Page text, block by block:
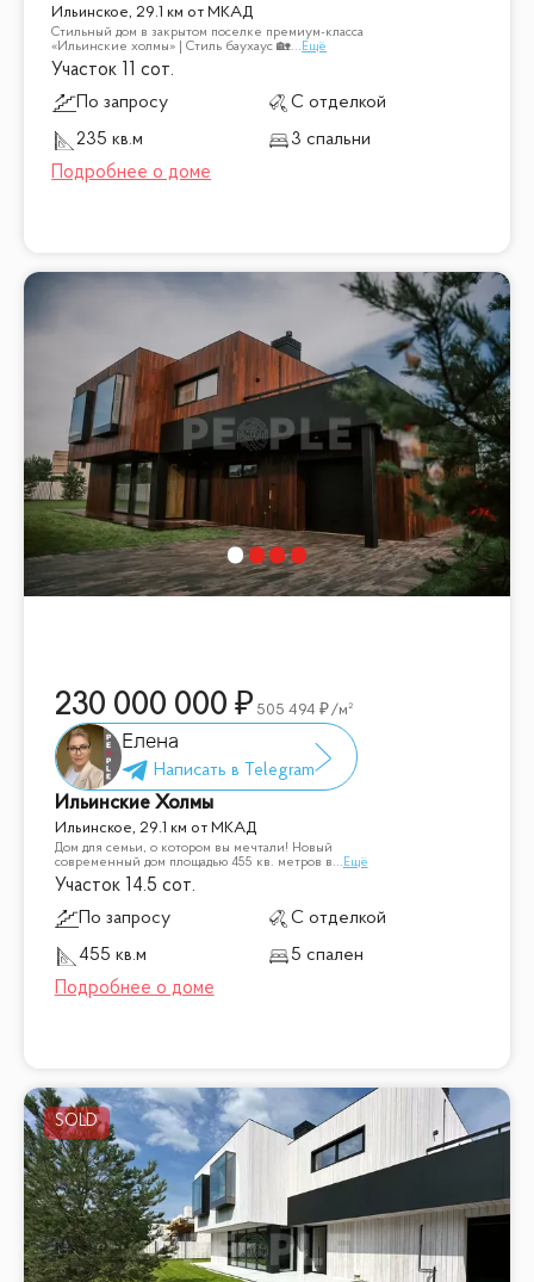
Ильинское, 29.1 км от МКАД
Стильный дом в закрытом поселке премиум-класса
«Ильинские холмы» | Стиль баухаус 🏡... Ещё
Участок 11 сот.
По запросу
С отделкой
235 кв.м
3 спальни
230 000 000 505 494 /м²
Елена
Ильинские Холмы
Ильинское, 29.1 км от МКАД
Дом для семьи, о котором вы мечтали! Новый
современный дом площадью 455 кв. метров в... Ещё
Участок 14.5 сот.
По запросу
С отделкой
455 кв.м
5 спален